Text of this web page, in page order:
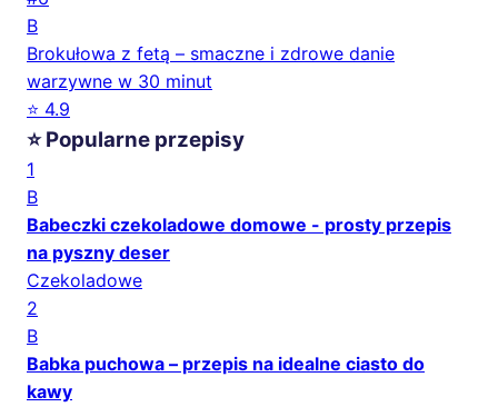
B
Brokułowa z fetą – smaczne i zdrowe danie
warzywne w 30 minut
⭐ 4.9
⭐ Popularne przepisy
1
B
Babeczki czekoladowe domowe - prosty przepis
na pyszny deser
Czekoladowe
2
B
Babka puchowa – przepis na idealne ciasto do
kawy